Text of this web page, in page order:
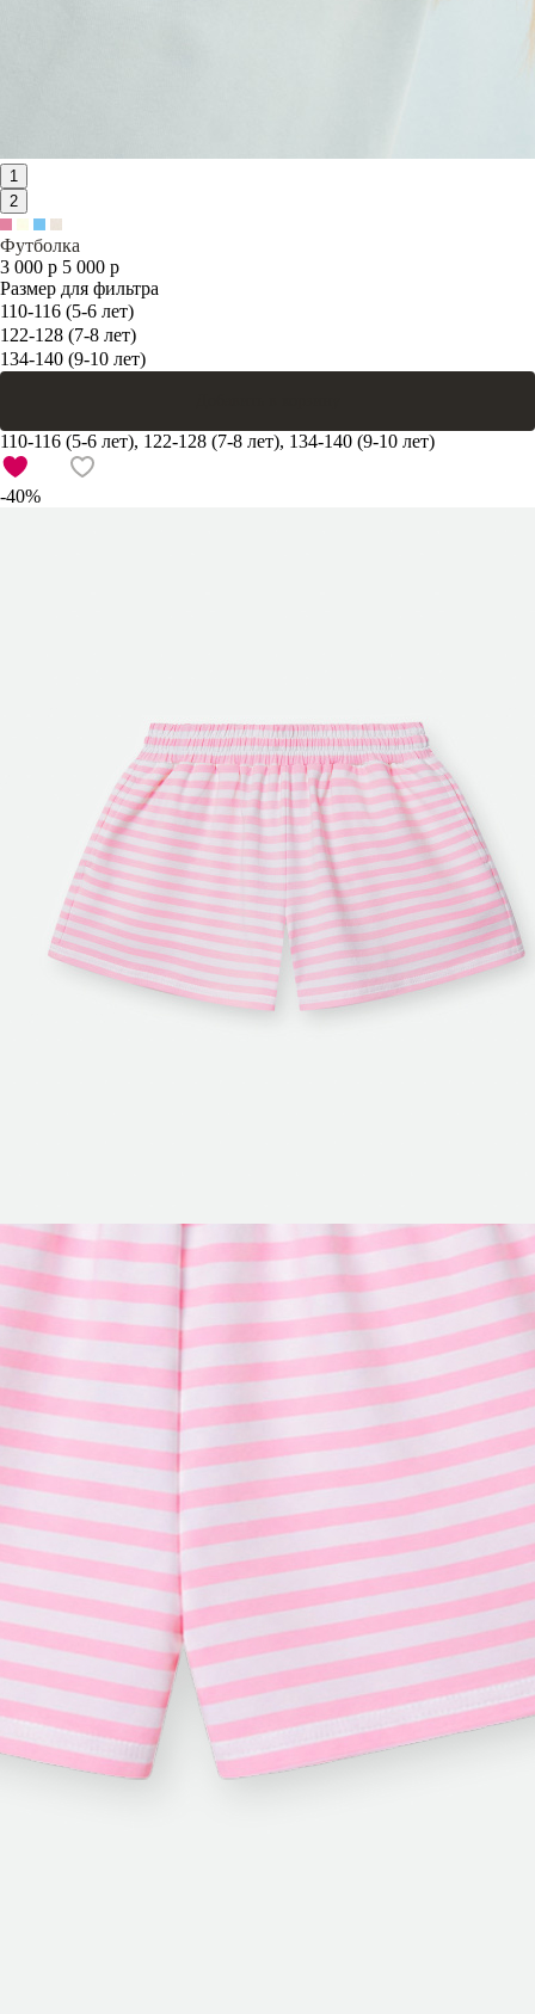
1
2
Футболка
3 000 р 5 000 р
Размер для фильтра
110-116 (5-6 лет)
122-128 (7-8 лет)
134-140 (9-10 лет)
110-116 (5-6 лет), 122-128 (7-8 лет), 134-140 (9-10 лет)
-40%